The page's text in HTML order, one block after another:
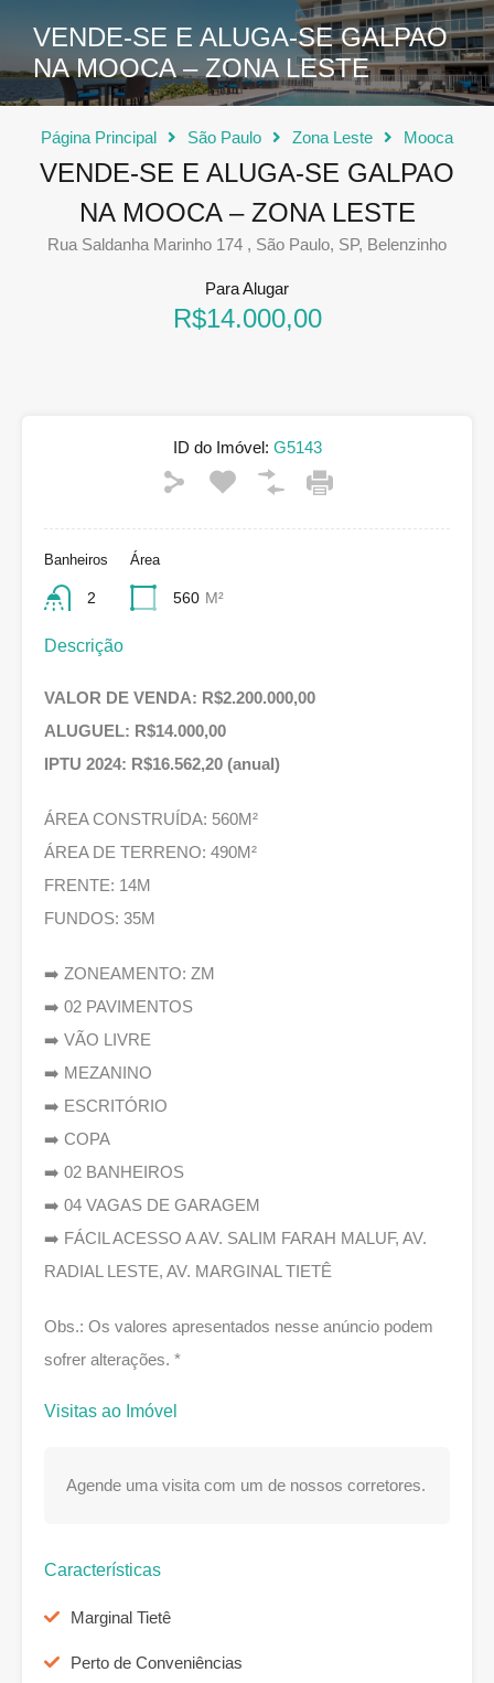
VENDE-SE E ALUGA-SE GALPAO
NA MOOCA – ZONA LESTE
Página Principal São Paulo Zona Leste Mooca
VENDE-SE E ALUGA-SE GALPAO
NA MOOCA – ZONA LESTE
Rua Saldanha Marinho 174 , São Paulo, SP, Belenzinho
Para Alugar
R$14.000,00
ID do Imóvel: G5143
Banheiros
2
Área
560 M²
Descrição
VALOR DE VENDA: R$2.200.000,00
ALUGUEL: R$14.000,00
IPTU 2024: R$16.562,20 (anual)
ÁREA CONSTRUÍDA: 560M²
ÁREA DE TERRENO: 490M²
FRENTE: 14M
FUNDOS: 35M
➡️ ZONEAMENTO: ZM
➡️ 02 PAVIMENTOS
➡️ VÃO LIVRE
➡️ MEZANINO
➡️ ESCRITÓRIO
➡️ COPA
➡️ 02 BANHEIROS
➡️ 04 VAGAS DE GARAGEM
➡️ FÁCIL ACESSO A AV. SALIM FARAH MALUF, AV.
RADIAL LESTE, AV. MARGINAL TIETÊ
Obs.: Os valores apresentados nesse anúncio podem
sofrer alterações. *
Visitas ao Imóvel
Agende uma visita com um de nossos corretores.
Características
Marginal Tietê
Perto de Conveniências